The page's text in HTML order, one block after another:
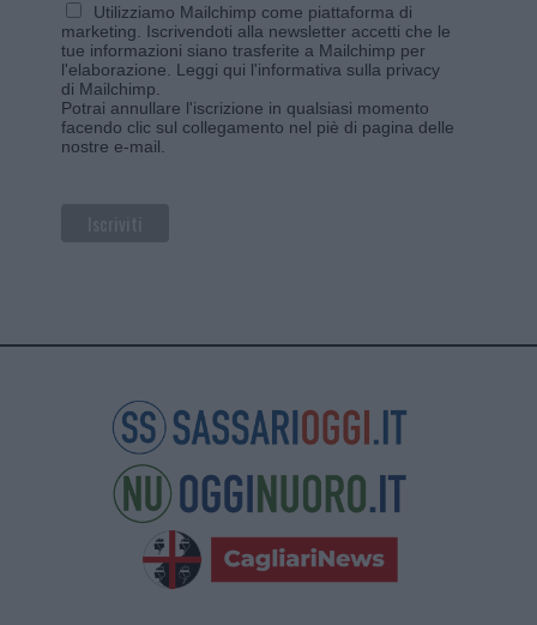
Utilizziamo Mailchimp come piattaforma di
marketing. Iscrivendoti alla newsletter accetti che le
tue informazioni siano trasferite a Mailchimp per
l'elaborazione. Leggi qui l'informativa sulla privacy
di Mailchimp
Potrai annullare l'iscrizione in qualsiasi momento
facendo clic sul collegamento nel piè di pagina delle
nostre e-mail.